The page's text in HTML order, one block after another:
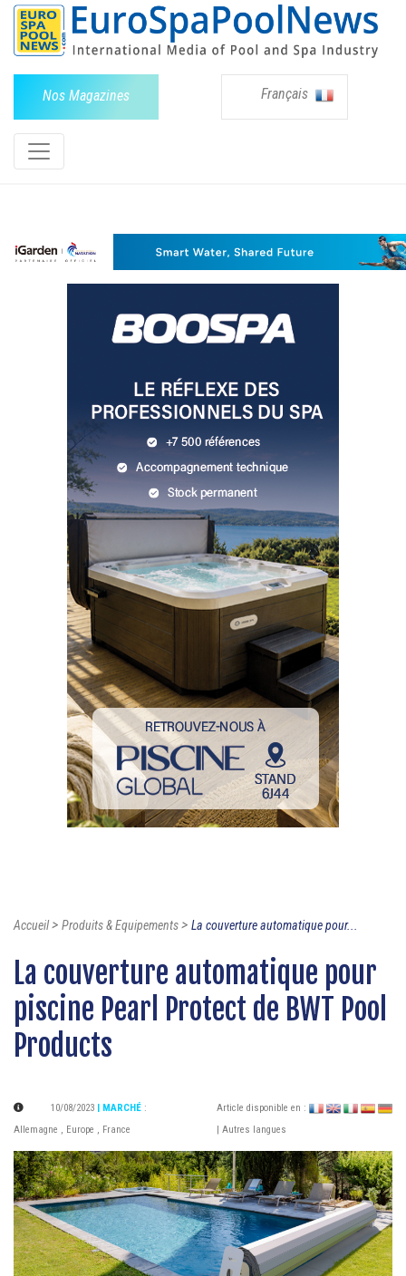
Nos Magazines Français
Accueil> Produits & Equipements> La couverture automatique pour...
La couverture automatique pour
piscine Pearl Protect de BWT Pool
Products
10/08/2023 | MARCHÉ :
Allemagne , Europe , France
Article disponible en :
| Autres langues